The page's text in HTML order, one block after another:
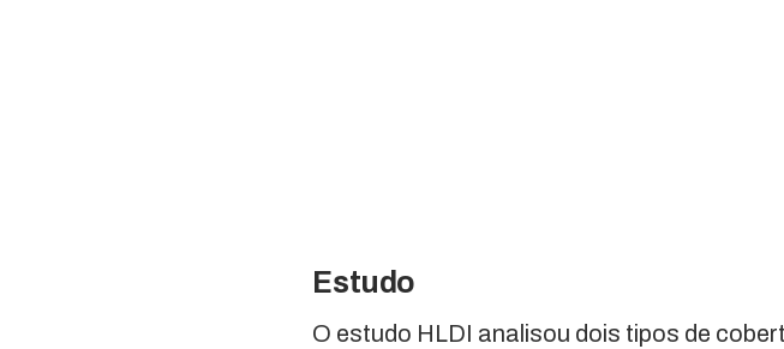
Estudo
O estudo HLDI analisou dois tipos de